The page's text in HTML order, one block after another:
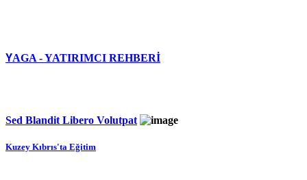
YAGA - YATIRIMCI REHBERİ
Sed Blandit Libero Volutpat
Kuzey Kıbrıs'ta Eğitim